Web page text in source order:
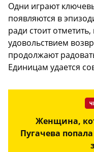
Одни играют
появляются в
ради стоит
удовольствием
продолжают
Единицам удается
Женщина,
Пугачева